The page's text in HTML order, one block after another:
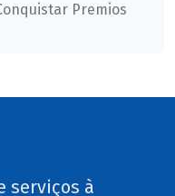
Premios
serviços à